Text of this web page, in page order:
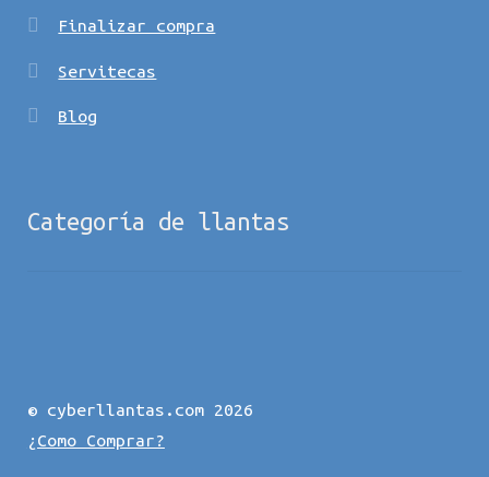
Finalizar compra
Servitecas
Blog
Categoría de llantas
© cyberllantas.com 2026
¿Como Comprar?